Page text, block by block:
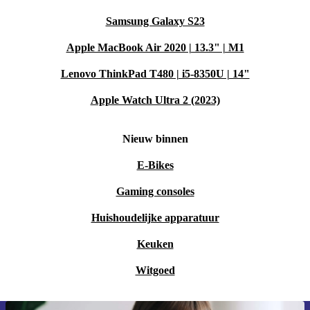
Samsung Galaxy S23
Apple MacBook Air 2020 | 13.3" | M1
Lenovo ThinkPad T480 | i5-8350U | 14"
Apple Watch Ultra 2 (2023)
Nieuw binnen
E-Bikes
Gaming consoles
Huishoudelijke apparatuur
Keuken
Witgoed